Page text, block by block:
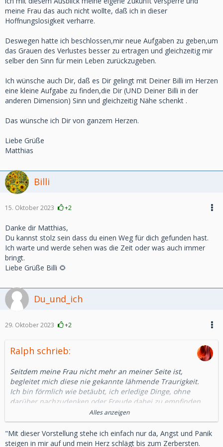
meine Frau das auch nicht wollte, daß ich in dieser
Hoffnungslosigkeit verharre.
Deswegen hatte ich beschlossen,mir neue Aufgaben zu geben,um
das Grauen des Verlustes besser zu ertragen und gleichzeitig mir
selber den Sinn für mein Leben zurückzugeben.
Ich wünsche auch Dir, daß es Dir gelingt mit Deiner Billi im Herzen
eine kleine Aufgabe zu finden,die Dir (UND Deiner Billi in der
anderen Dimension) Sinn und gleichzeitig Nähe schenkt .
Das wünsche ich Dir von ganzem Herzen.
Liebe Grüße
Matthias
Billi
15. Oktober 2023 +2
Danke dir Matthias,
Du kannst stolz sein dass du einen Weg für dich gefunden hast.
Ich warte und werde sehen was die Zeit oder was auch immer
bringt.
Liebe Grüße Billi 🌻
Du_und_ich
29. Oktober 2023 +2
Ralph schrieb:
Seitdem meine Frau nicht mehr an meiner Seite ist,
begleitet mich diese nie gekannte lähmende Traurigkeit.
Ich bin förmlich wie betäubt, ich erledige Dinge, ohne
darüber nachzudenken oder Freude dabei zu empfinden,
als wäre ich in einer Blase gefangen und alles um mich
herum läuft in einer anderen Welt und mit seiner eigenen
Geschwindigkeit ab.
Wenn ich mit den Problemen des Alltags konfrontiert werde,
Alles anzeigen
"Mit dieser Vorstellung stehe ich einfach nur da, Angst und Panik
steigen in mir auf und mein Herz schlägt bis zum Zerbersten.